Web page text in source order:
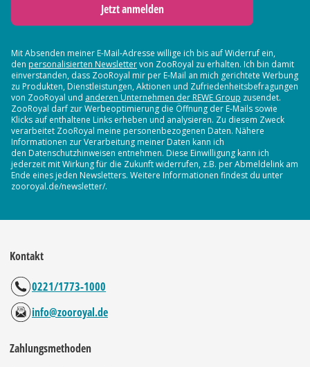
Jetzt anmelden
Mit Absenden meiner E-Mail-Adresse willige ich bis auf Widerruf ein,
den personalisierten Newslettervon ZooRoyal zu erhalten. Ich bin damit
einverstanden, dass ZooRoyal mir per E-Mail an mich gerichtete Werbung
zu Produkten, Dienstleistungen, Aktionen und Zufriedenheitsbefragungen
von ZooRoyal und anderen Unternehmen der REWE Group zusendet.
ZooRoyal darf zur Werbeoptimierung die Öffnung der E-Mails sowie
Klicks auf enthaltene Links erheben und analysieren. Zu diesem Zweck
verarbeitet ZooRoyal meine personenbezogenen Daten. Nähere
Informationen zur Verarbeitung meiner Daten kann ich
den Datenschutzhinweisen entnehmen. Diese Einwilligung kann ich
jederzeit mit Wirkung für die Zukunft widerrufen, z.B. per Abmeldelink am
Ende eines jeden Newsletters. Weitere Informationen findest du unter
zooroyal.de/newsletter/.
Kontakt
0221/1773-1000
info@zooroyal.de
Zahlungsmethoden